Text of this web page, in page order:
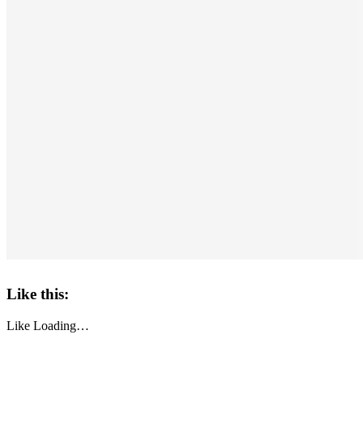
Like this:
Like Loading…